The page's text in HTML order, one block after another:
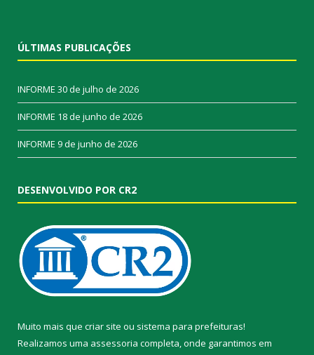
ÚLTIMAS PUBLICAÇÕES
INFORME 30 de julho de 2026
INFORME 18 de junho de 2026
INFORME 9 de junho de 2026
DESENVOLVIDO POR CR2
Muito mais que criar site ou sistema para prefeituras!
Realizamos uma assessoria completa, onde garantimos em